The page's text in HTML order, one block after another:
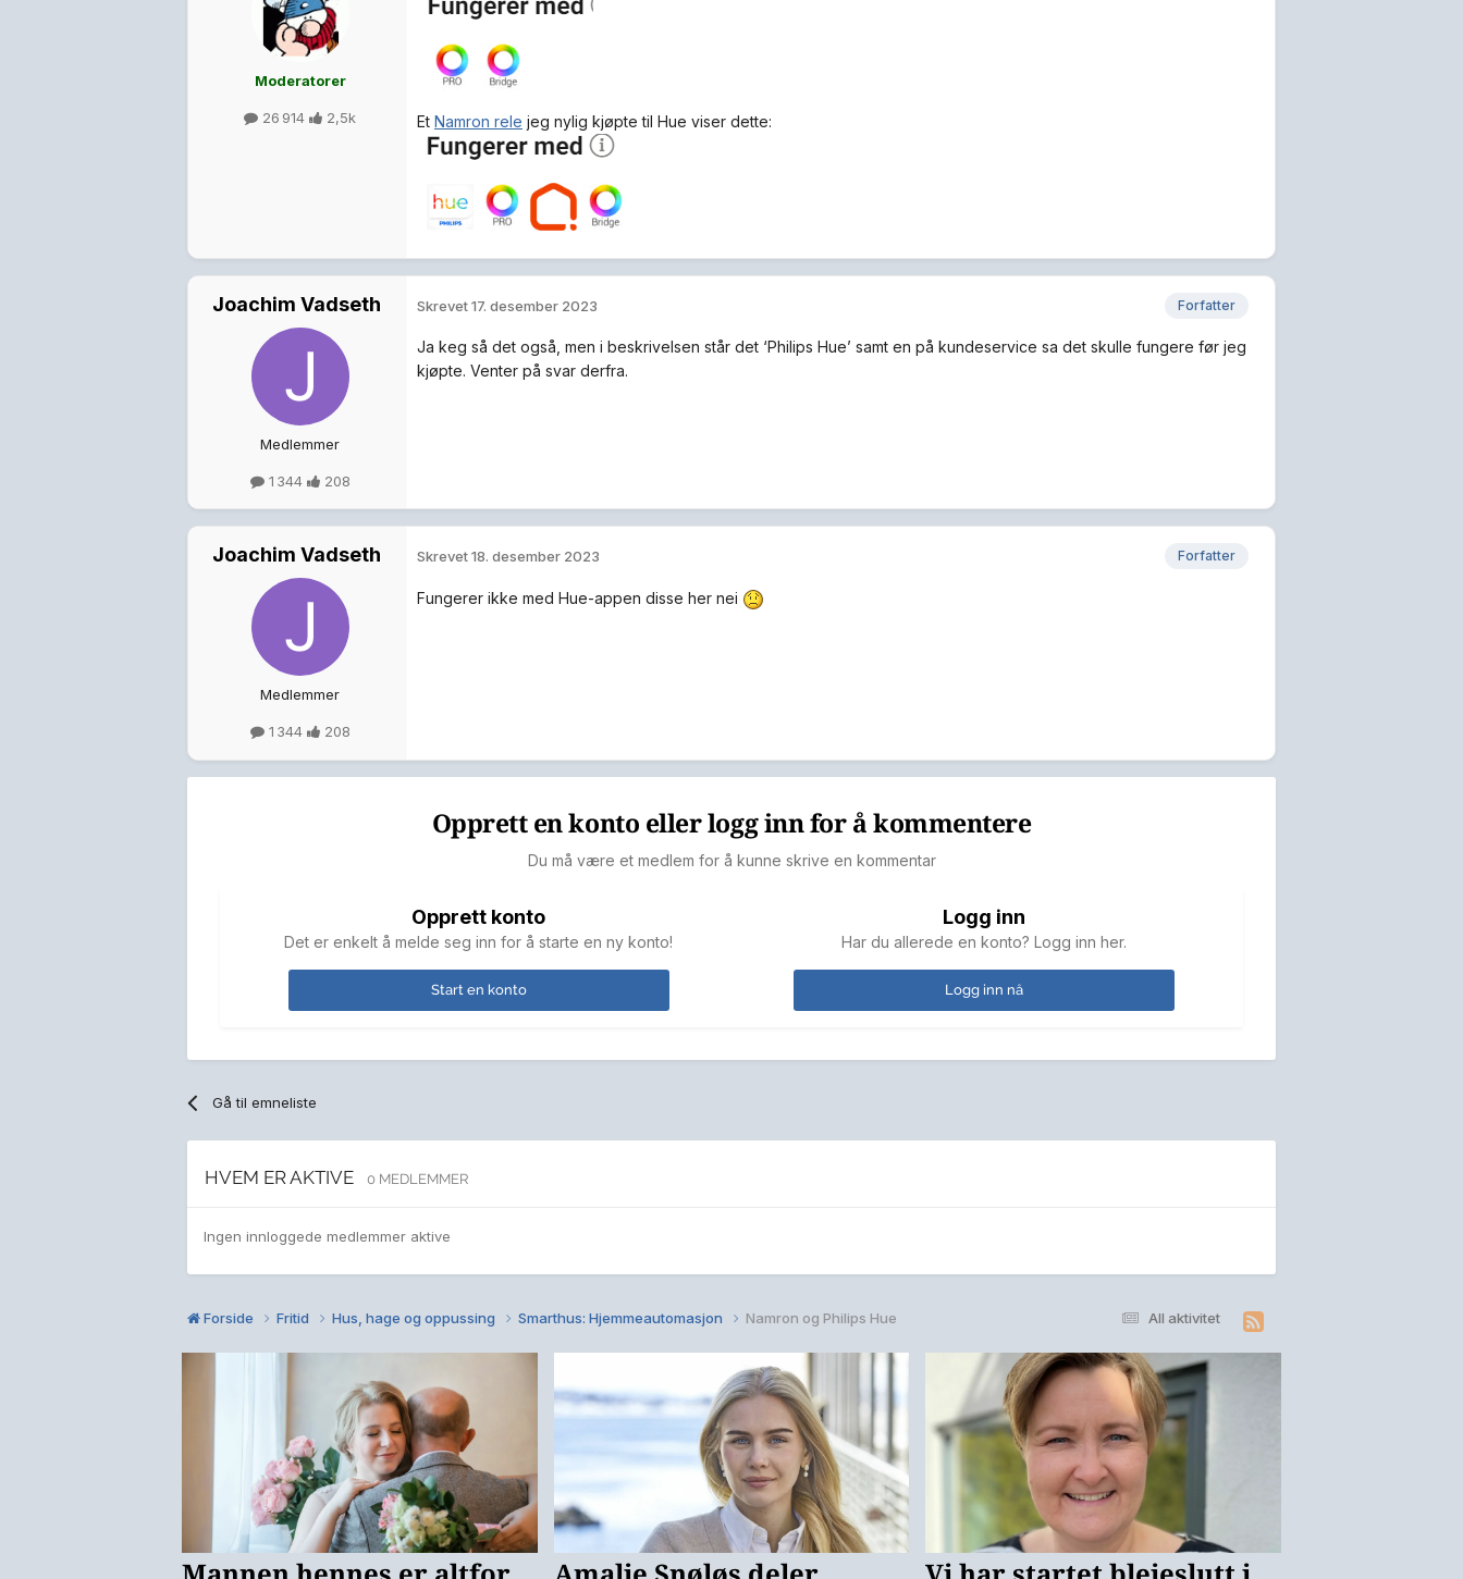
Moderatorer
26 914 2,5k Et Namron rele jeg nylig kjøpte til Hue viser dette:
Joachim Vadseth
Medlemmer
1 344 208
Forfatter
Skrevet17. desember 2023
Ja keg så det også, men i beskrivelsen står det ‘Philips Hue’ samt en på kundeservice sa det skulle fungere før jeg
kjøpte. Venter på svar derfra.
Joachim Vadseth
Medlemmer
1 344 208
Forfatter
Skrevet18. desember 2023
Fungerer ikke med Hue-appen disse her nei
Opprett en konto eller logg inn for å kommentere
Du må være et medlem for å kunne skrive en kommentar
Opprett konto
Det er enkelt å melde seg inn for å starte en ny konto!
Start en konto
Logg inn
Har du allerede en konto? Logg inn her.
Logg inn nå
Gå til emneliste
HVEM ER AKTIVE 0 MEDLEMMER
Ingen innloggede medlemmer aktive
All aktivitet
Forside Fritid Hus, hage og oppussing Smarthus: Hjemmeautomasjon Namron og Philips Hue